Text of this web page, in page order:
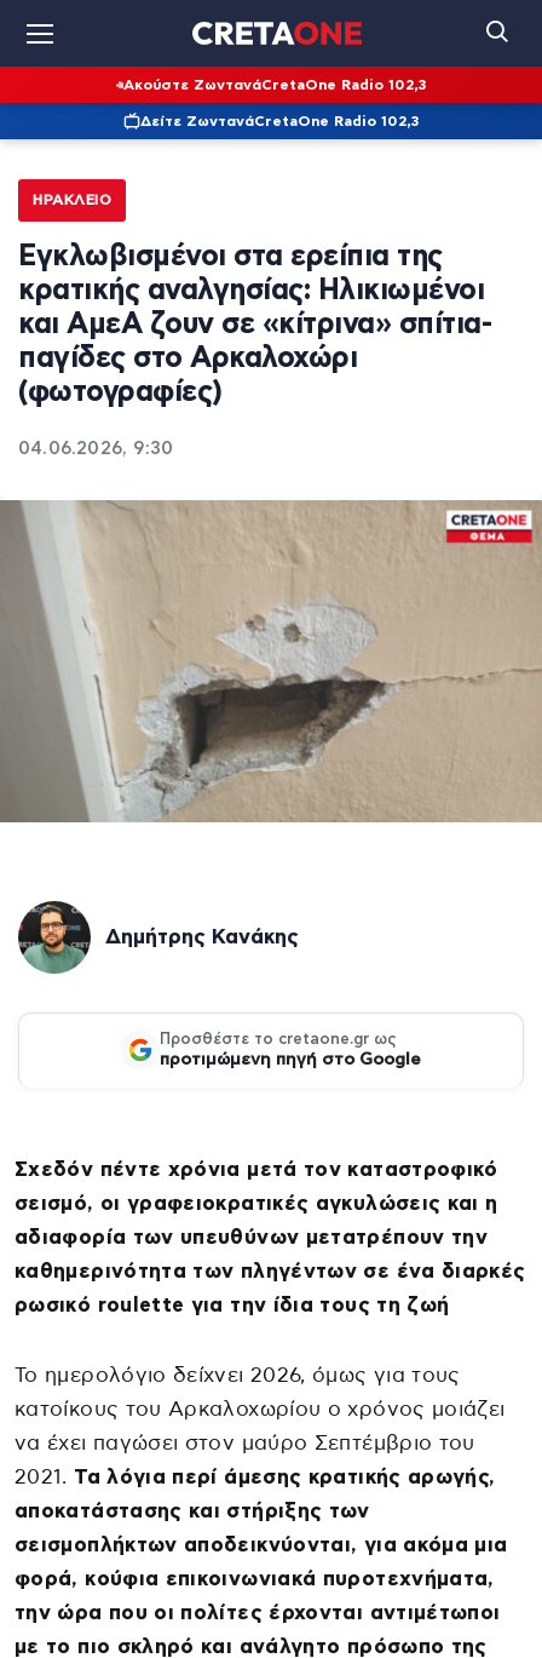
Ακούστε ΖωντανάCretaOne Radio 102,3
Δείτε ΖωντανάCretaOne Radio 102,3
ΗΡΆΚΛΕΙΟ
Εγκλωβισμένοι στα ερείπια της
κρατικής αναλγησίας: Ηλικιωμένοι
και ΑμεΑ ζουν σε «κίτρινα» σπίτια-
παγίδες στο Αρκαλοχώρι
(φωτογραφίες)
04.06.2026, 9:30
Δημήτρης Κανάκης
Προσθέστε το cretaone.gr ως
προτιμώμενη πηγή στο Google
Σχεδόν πέντε χρόνια μετά τον καταστροφικό
σεισμό, οι γραφειοκρατικές αγκυλώσεις και η
αδιαφορία των υπευθύνων μετατρέπουν την
καθημερινότητα των πληγέντων σε ένα διαρκές
ρωσικό roulette για την ίδια τους τη ζωή
Το ημερολόγιο δείχνει 2026, όμως για τους
κατοίκους του Αρκαλοχωρίου ο χρόνος μοιάζει
να έχει παγώσει στον μαύρο Σεπτέμβριο του
2021. Τα λόγια περί άμεσης κρατικής αρωγής,
αποκατάστασης και στήριξης των
σεισμοπλήκτων αποδεικνύονται, για ακόμα μια
φορά, κούφια επικοινωνιακά πυροτεχνήματα,
την ώρα που οι πολίτες έρχονται αντιμέτωποι
με το πιο σκληρό και ανάλγητο πρόσωπο της